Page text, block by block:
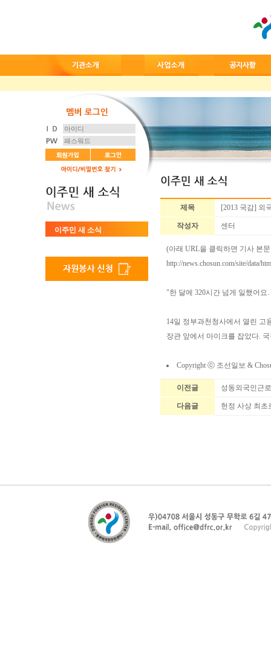
이주민 새 소식
제목 [2013 국감] 외
작성자 센터
(아래 URL을 클릭하면 기사 본
http://news.chosun.com/site/data/
"한 달에 320시간 넘게 일했어
14일 정부과천청사에서 열린 고
장관 앞에서 마이크를 잡았다.
Copyright ⓒ 조선일보 &
이전글 성동외국인근
다음글 헌정 사상 최초